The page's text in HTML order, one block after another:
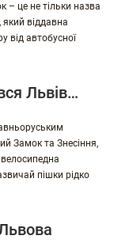
– це не тільки назва
віддавна
від автобусної
Львів…
Замок та Знесіння,
пішки рідко